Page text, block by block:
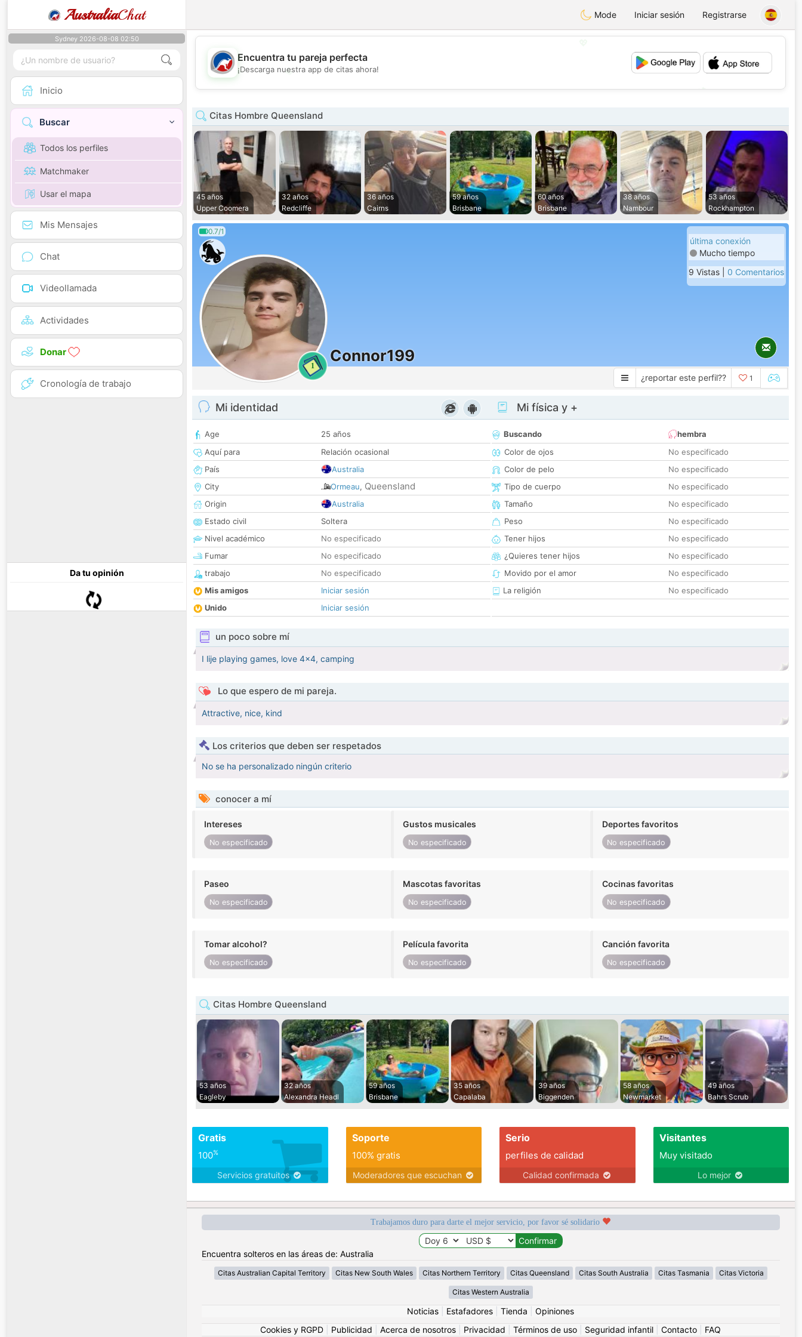
AustraliaChat Mode Iniciar sesión Registrarse
Sydney 2026-08-08 02:50
Inicio
Buscar
Todos los perfiles
Matchmaker
Usar el mapa
Mis Mensajes
Chat
Videollamada
Actividades
Donar
Cronología de trabajo
Da tu opinión
💕
Encuentra tu pareja perfecta
¡Descarga nuestra app de citas ahora!
Citas Hombre Queensland
45 años
Upper Coomera
32 años
Redcliffe
36 años
Cairns
59 años
Brisbane
60 años
Brisbane
38 años
Nambour
53 años
Rockhampton
0.7/1
1
Connor199
última conexión
Mucho tiempo
9 Vistas | 0 Comentarios
¿reportar este perfil?? 1
Mi identidad
Age
25 años
Aquí para
Relación ocasional
País
Australia
City
Ormeau, Queensland
Origin
Australia
Estado civil
Soltera
Nivel académico
No especificado
Fumar
No especificado
trabajo
No especificado
Mis amigos
Iniciar sesión
Unido
Iniciar sesión
Mi física y +
Buscando
hembra
Color de ojos
No especificado
Color de pelo
No especificado
Tipo de cuerpo
No especificado
Tamaño
No especificado
Peso
No especificado
Tener hijos
No especificado
¿Quieres tener hijos
No especificado
Movido por el amor
No especificado
La religión
No especificado
un poco sobre mí
I lije playing games, love 4x4, camping
Lo que espero de mi pareja.
Attractive, nice, kind
Los criterios que deben ser respetados
No se ha personalizado ningún criterio
conocer a mí
Intereses
No especificado
Gustos musicales
No especificado
Deportes favoritos
No especificado
Paseo
No especificado
Mascotas favoritas
No especificado
Cocinas favoritas
No especificado
Tomar alcohol?
No especificado
Película favorita
No especificado
Canción favorita
No especificado
Citas Hombre Queensland
53 años
Eagleby
32 años
Alexandra Headl
59 años
Brisbane
35 años
Capalaba
39 años
Biggenden
58 años
Newmarket
49 años
Bahrs Scrub
Gratis
100%
Servicios gratuitos
Soporte
100% gratis
Moderadores que escuchan
Serio
perfiles de calidad
Calidad confirmada
Visitantes
Muy visitado
Lo mejor
Trabajamos duro para darte el mejor servicio, por favor sé solidario
Encuentra solteros en las áreas de: Australia
Citas Australian Capital Territory Citas New South Wales Citas Northern Territory Citas Queensland Citas South Australia Citas Tasmania Citas Victoria
Citas Western Australia
Noticias Estafadores Tienda
Opiniones
Cookies y RGPD
Publicidad Acerca de nosotros Privacidad Términos de uso Seguridad infantil Contacto FAQ